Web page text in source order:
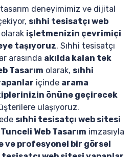
deneyimimiz ve dijital
sıhhi tesisatçı web
olarak işletmenizin çevrimiçi
taşıyoruz. Sıhhi tesisatçı
arasında akılda kalan tek
Tasarım olarak, sıhhi
içinde arama
önüne geçirecek
ulaşıyoruz.
sıhhi tesisatçı web sitesi
Tunceli Web Tasarım imzasıyla
ve profesyonel bir görsel